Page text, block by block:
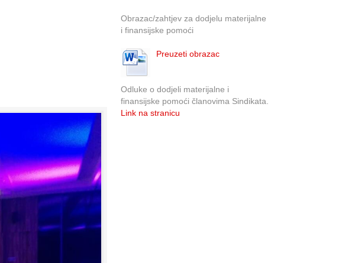
Obrazac/zahtjev za dodjelu materijalne
i finansijske pomoći
Preuzeti obrazac
Odluke o dodjeli materijalne i
finansijske pomoći članovima Sindikata.
Link na stranicu